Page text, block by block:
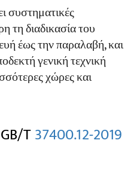
συστηματικές
τη διαδικασία του
έως την παραλαβή, και
γενική τεχνική
χώρες και
T37400.12-2019